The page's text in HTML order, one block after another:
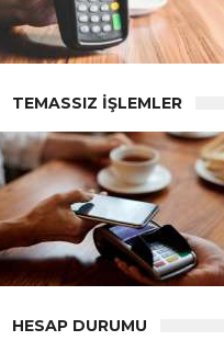
TEMASSIZ İŞLEMLER
HESAP DURUMU